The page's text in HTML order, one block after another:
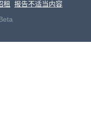
租
报告不适当内容